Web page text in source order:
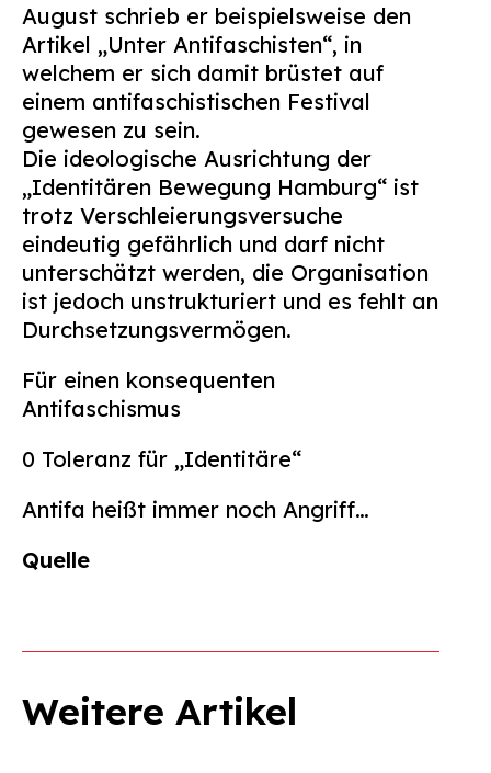
August schrieb er beispielsweise den
Artikel „Unter Antifaschisten“, in
welchem er sich damit brüstet auf
einem antifaschistischen Festival
gewesen zu sein.
Die ideologische Ausrichtung der
„Identitären Bewegung Hamburg“ ist
trotz Verschleierungsversuche
eindeutig gefährlich und darf nicht
unterschätzt werden, die Organisation
ist jedoch unstrukturiert und es fehlt an
Durchsetzungsvermögen.
Für einen konsequenten
Antifaschismus
0 Toleranz für „Identitäre“
Antifa heißt immer noch Angriff…
Quelle
Weitere Artikel